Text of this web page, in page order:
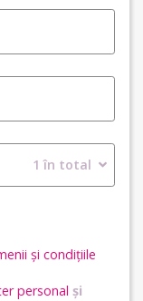
1 în total
și condițiile
personal și